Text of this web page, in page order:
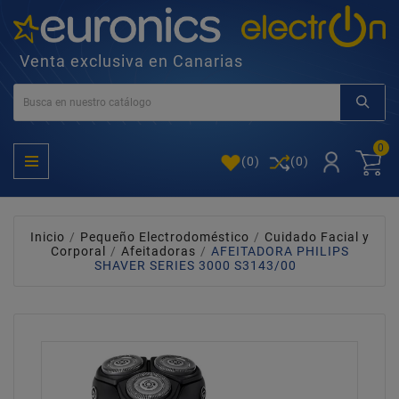
Venta exclusiva en Canarias
(0) (0)
0
Inicio Pequeño Electrodoméstico
Cuidado Facial y
Corporal
Afeitadoras
AFEITADORA PHILIPS
SHAVER SERIES 3000 S3143/00